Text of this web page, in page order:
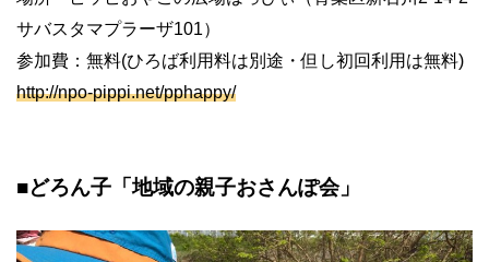
サバスタマプラーザ101）
参加費：無料(ひろば利用料は別途・但し初回利用は無料)
http://npo-pippi.net/pphappy/
■どろん子「地域の親子おさんぽ会」